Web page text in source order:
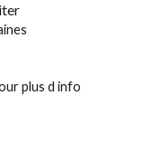
plus d info